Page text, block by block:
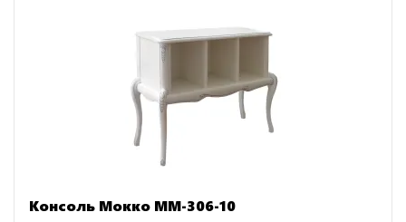
Консоль Мокко ММ-306-10